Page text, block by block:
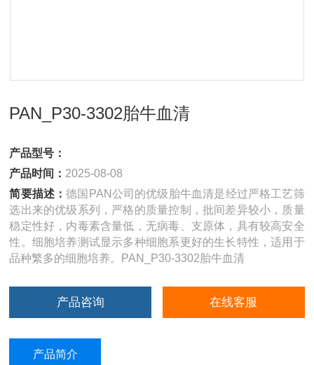
PAN_P30-3302胎牛血清
产品型号：
产品时间： 2025-08-08
简要描述：德国PAN公司的优级胎牛血清是经过严格工艺筛
选出来的优级系列，严格的质量控制，批间差异较小，质量
稳定性好，内毒素含量低，无病毒、支原体，具有较高安全
性。细胞培养测试显示多种细胞系更好的生长特性，适用于
品种繁多的细胞培养。PAN_P30-3302胎牛血清
产品咨询 在线客服
产品简介